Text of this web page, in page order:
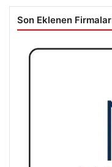
Son Eklenen Firmalar